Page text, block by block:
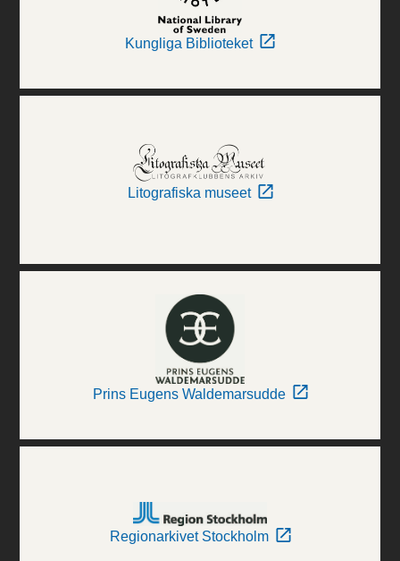
Kungliga Biblioteket
Litografiska museet
Prins Eugens Waldemarsudde
Regionarkivet Stockholm